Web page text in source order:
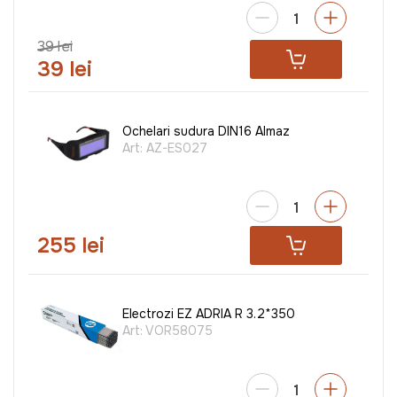
39 lei
39 lei
Ochelari sudura DIN16 Almaz
Art: AZ-ES027
255 lei
Electrozi EZ ADRIA R 3.2*350
Art: VOR58075